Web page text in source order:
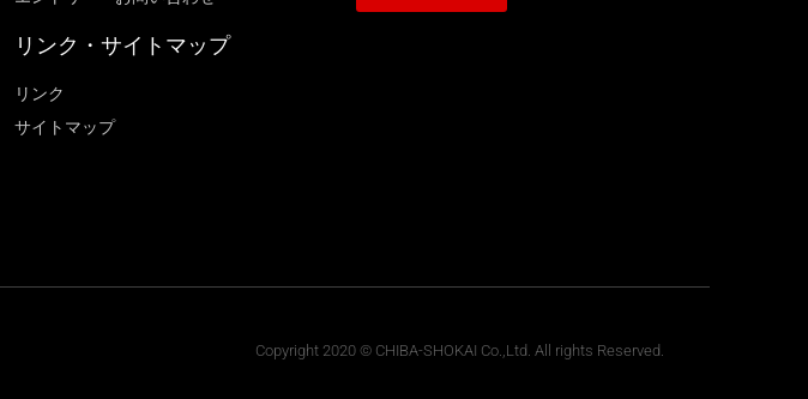
リンク・サイトマップ
リンク
サイトマップ
Copyright 2020 © CHIBA-SHOKAI Co.,Ltd. All rights Reserved.